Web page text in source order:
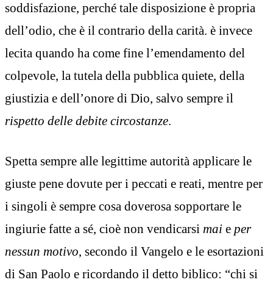
soddisfazione, perché tale disposizione è propria
dell’odio, che è il contrario della carità. è invece
lecita quando ha come fine l’emendamento del
colpevole, la tutela della pubblica quiete, della
giustizia e dell’onore di Dio, salvo sempre il
rispetto delle debite circostanze.
Spetta sempre alle legittime autorità applicare le
giuste pene dovute per i peccati e reati, mentre per
i singoli è sempre cosa doverosa sopportare le
ingiurie fatte a sé, cioè non vendicarsi mai e per
nessun motivo , secondo il Vangelo e le esortazioni
di San Paolo e ricordando il detto biblico: “chi si